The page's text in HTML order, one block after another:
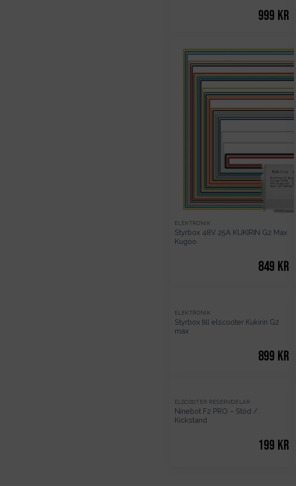
999 kr
ELEKTRONIK
Styrbox 48V 25A KUKIRIN G2 Max
Kugoo
849 kr
ELEKTRONIK
Styrbox till elscooter Kukirin G2
max
899 kr
ELSCOOTER RESERVDELAR
Ninebot F2 PRO – Stöd /
Kickstand
199 kr